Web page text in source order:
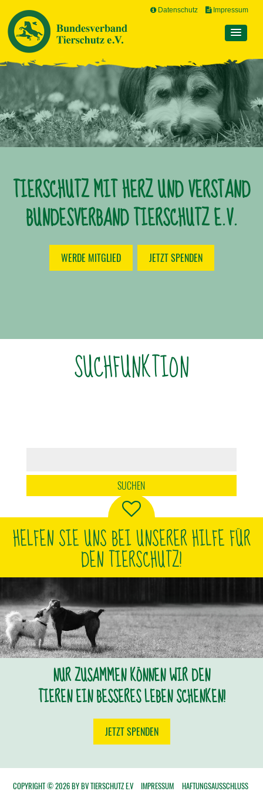
Datenschutz Impressum
TIERSCHUTZ MIT HERZ UND VERSTAND
BUNDESVERBAND TIERSCHUTZ E.V.
WERDE MITGLIED JETZT SPENDEN
SUCHFUNKTION
HELFEN SIE UNS BEI UNSERER HILFE FÜR
DEN TIERSCHUTZ!
NUR ZUSAMMEN KÖNNEN WIR DEN
TIEREN EIN BESSERES LEBEN SCHENKEN!
JETZT SPENDEN
COPYRIGHT © 2026 BY BV TIERSCHUTZ E.V IMPRESSUM HAFTUNGSAUSSCHLUSS